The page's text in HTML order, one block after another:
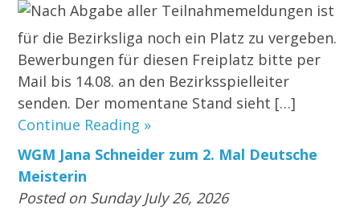
Nach Abgabe aller Teilnahmemeldungen ist
für die Bezirksliga noch ein Platz zu vergeben.
Bewerbungen für diesen Freiplatz bitte per
Mail bis 14.08. an den Bezirksspielleiter
senden. Der momentane Stand sieht […]
Continue Reading »
WGM Jana Schneider zum 2. Mal Deutsche
Meisterin
Posted on Sunday July 26, 2026